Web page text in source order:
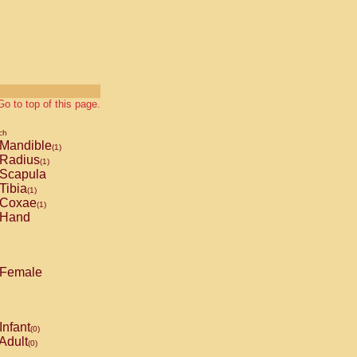
to top of this page.
Mandible(1)
Radius(1)
Scapula
Tibia(1)
Coxae(1)
Hand
Female
Infant(0)
(0)